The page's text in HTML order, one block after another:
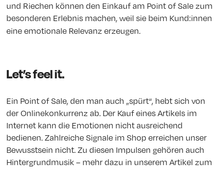
und Riechen können den Einkauf am Point of Sale zum
besonderen Erlebnis machen, weil sie beim Kund:innen
eine emotionale Relevanz erzeugen.
Let’s feel it.
Ein Point of Sale, den man auch „spürt“, hebt sich von
der Onlinekonkurrenz ab. Der Kauf eines Artikels im
Internet kann die Emotionen nicht ausreichend
bedienen. Zahlreiche Signale im Shop erreichen unser
Bewusstsein nicht. Zu diesen Impulsen gehören auch
Hintergrundmusik – mehr dazu in unserem Artikel zum